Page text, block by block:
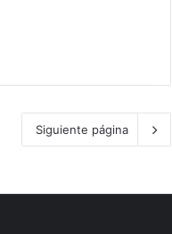
Siguiente página